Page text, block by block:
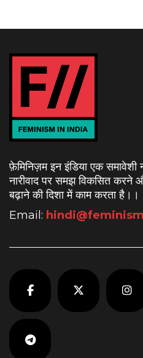
फ़ेमिनिज़म इन इंडिया एक समावेशी
नारीवाद पर समझ विकसित करने
बढ़ाने की दिशा में काम करता है। ।
Email: